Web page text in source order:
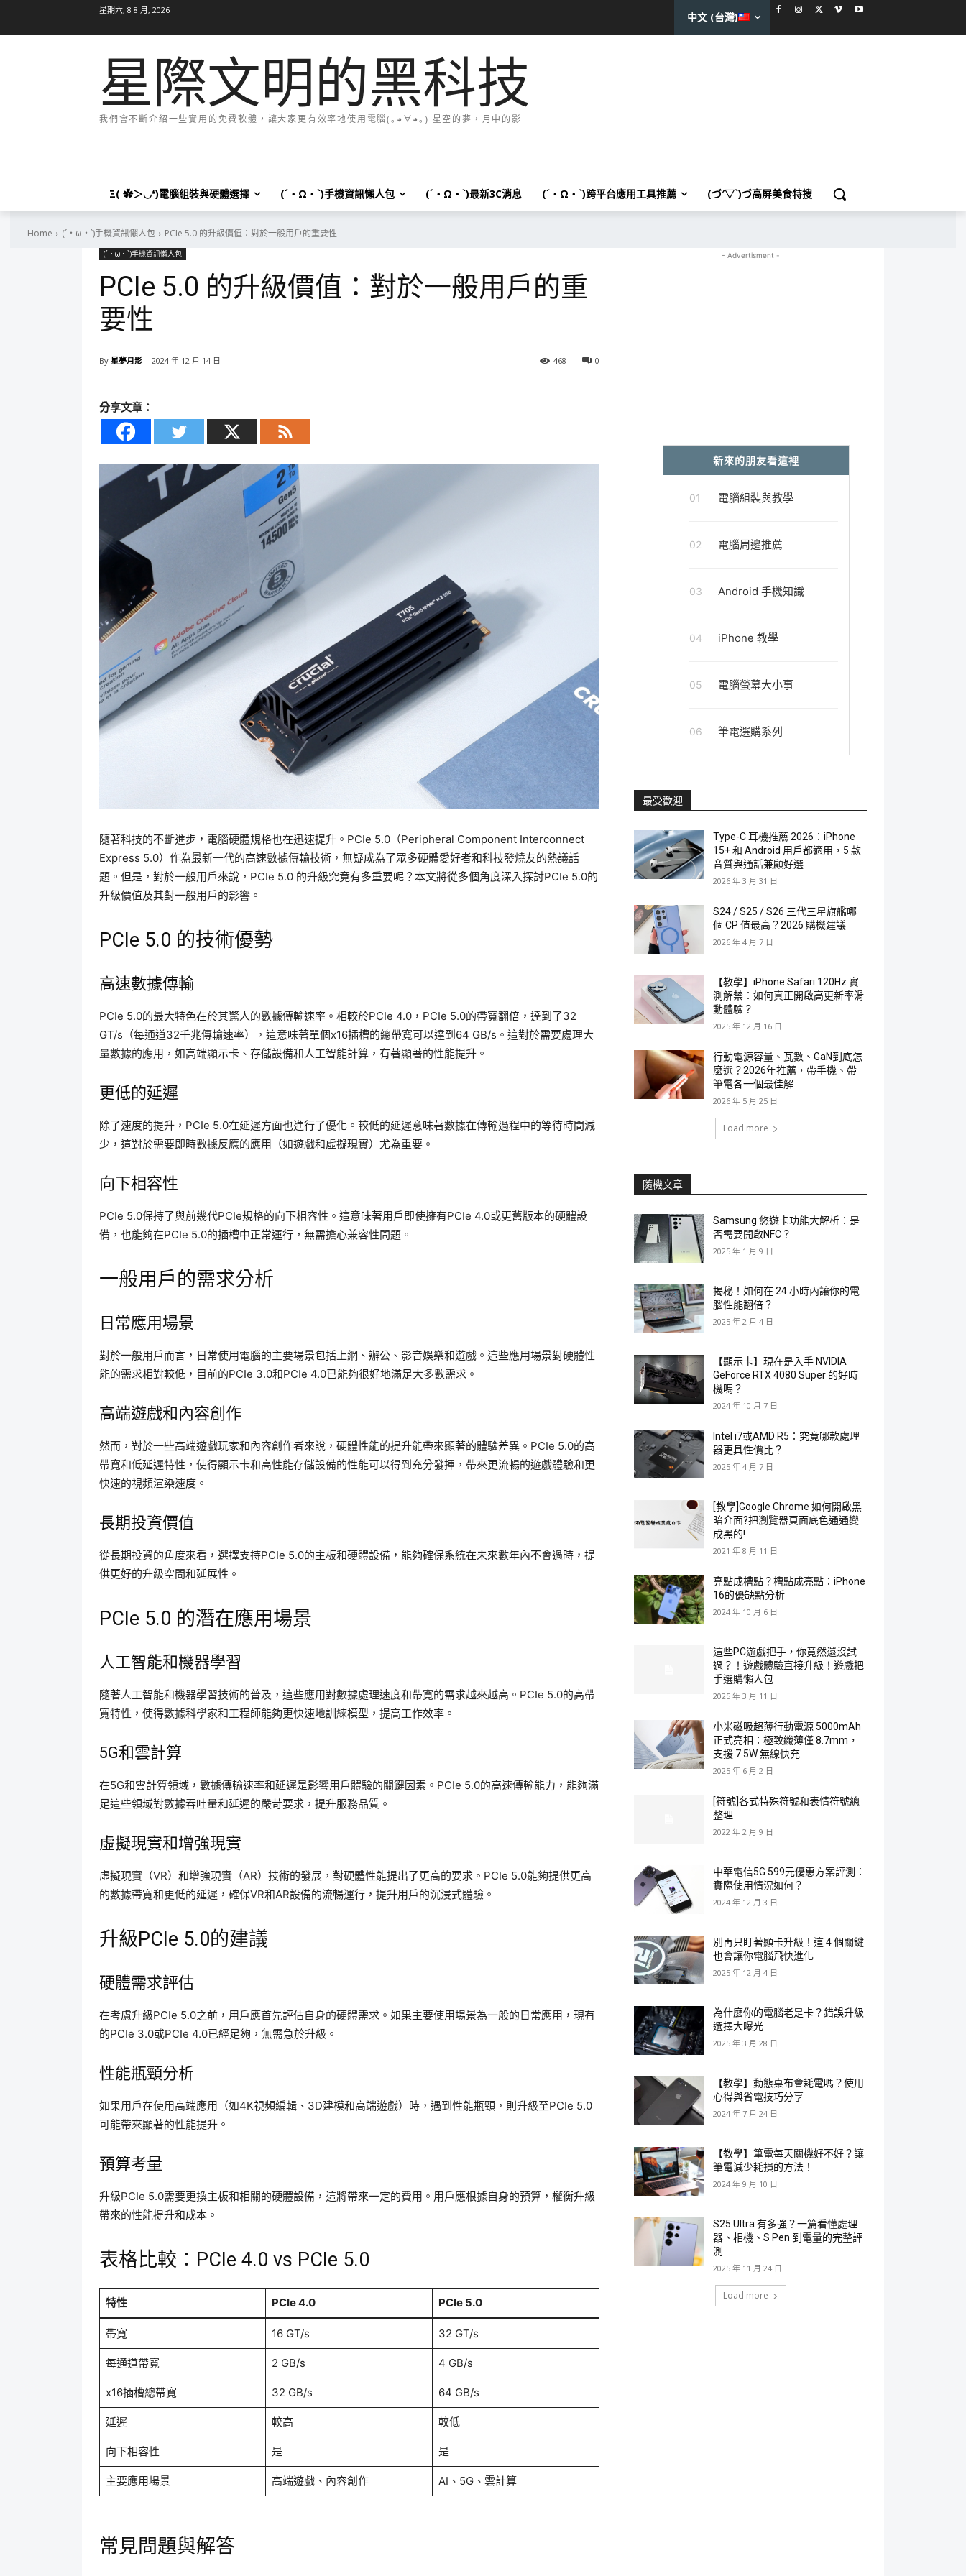
星期六, 8 8 月, 2026
中文 (台灣)
星際文明的黑科技
我們會不斷介紹一些實用的免費軟體，讓大家更有效率地使用電腦(｡◕∀◕｡) 星空的夢，月中的影
Ξ( ✿＞◡❛)電腦組裝與硬體選擇 (´・Ω・`)手機資訊懶人包 (´・Ω・`)最新3C消息 (´・Ω・`)跨平台應用工具推薦 (づ′▽`)づ高屏美食特搜
Home (´・ω・`)手機資訊懶人包 PCIe 5.0 的升級價值：對於一般用戶的重要性
(´・ω・`)手機資訊懶人包
PCIe 5.0 的升級價值：對於一般用戶的重
要性
By 星夢月影 2024 年 12 月 14 日 0
468
分享文章：
隨著科技的不斷進步，電腦硬體規格也在迅速提升。PCIe 5.0（Peripheral Component Interconnect
Express 5.0）作為最新一代的高速數據傳輸技術，無疑成為了眾多硬體愛好者和科技發燒友的熱議話
題。但是，對於一般用戶來說，PCIe 5.0 的升級究竟有多重要呢？本文將從多個角度深入探討PCIe 5.0的
升級價值及其對一般用戶的影響。
PCIe 5.0 的技術優勢
高速數據傳輸
PCIe 5.0的最大特色在於其驚人的數據傳輸速率。相較於PCIe 4.0，PCIe 5.0的帶寬翻倍，達到了32
GT/s（每通道32千兆傳輸速率），這意味著單個x16插槽的總帶寬可以達到64 GB/s。這對於需要處理大
量數據的應用，如高端顯示卡、存儲設備和人工智能計算，有著顯著的性能提升。
更低的延遲
除了速度的提升，PCIe 5.0在延遲方面也進行了優化。較低的延遲意味著數據在傳輸過程中的等待時間減
少，這對於需要即時數據反應的應用（如遊戲和虛擬現實）尤為重要。
向下相容性
PCIe 5.0保持了與前幾代PCIe規格的向下相容性。這意味著用戶即使擁有PCIe 4.0或更舊版本的硬體設
備，也能夠在PCIe 5.0的插槽中正常運行，無需擔心兼容性問題。
一般用戶的需求分析
日常應用場景
對於一般用戶而言，日常使用電腦的主要場景包括上網、辦公、影音娛樂和遊戲。這些應用場景對硬體性
能的需求相對較低，目前的PCIe 3.0和PCIe 4.0已能夠很好地滿足大多數需求。
高端遊戲和內容創作
然而，對於一些高端遊戲玩家和內容創作者來說，硬體性能的提升能帶來顯著的體驗差異。PCIe 5.0的高
帶寬和低延遲特性，使得顯示卡和高性能存儲設備的性能可以得到充分發揮，帶來更流暢的遊戲體驗和更
快速的視頻渲染速度。
長期投資價值
從長期投資的角度來看，選擇支持PCIe 5.0的主板和硬體設備，能夠確保系統在未來數年內不會過時，提
供更好的升級空間和延展性。
PCIe 5.0 的潛在應用場景
人工智能和機器學習
隨著人工智能和機器學習技術的普及，這些應用對數據處理速度和帶寬的需求越來越高。PCIe 5.0的高帶
寬特性，使得數據科學家和工程師能夠更快速地訓練模型，提高工作效率。
5G和雲計算
在5G和雲計算領域，數據傳輸速率和延遲是影響用戶體驗的關鍵因素。PCIe 5.0的高速傳輸能力，能夠滿
足這些領域對數據吞吐量和延遲的嚴苛要求，提升服務品質。
虛擬現實和增強現實
虛擬現實（VR）和增強現實（AR）技術的發展，對硬體性能提出了更高的要求。PCIe 5.0能夠提供更高
的數據帶寬和更低的延遲，確保VR和AR設備的流暢運行，提升用戶的沉浸式體驗。
升級PCIe 5.0的建議
硬體需求評估
在考慮升級PCIe 5.0之前，用戶應首先評估自身的硬體需求。如果主要使用場景為一般的日常應用，現有
的PCIe 3.0或PCIe 4.0已經足夠，無需急於升級。
性能瓶頸分析
如果用戶在使用高端應用（如4K視頻編輯、3D建模和高端遊戲）時，遇到性能瓶頸，則升級至PCIe 5.0
可能帶來顯著的性能提升。
預算考量
升級PCIe 5.0需要更換主板和相關的硬體設備，這將帶來一定的費用。用戶應根據自身的預算，權衡升級
帶來的性能提升和成本。
表格比較：PCIe 4.0 vs PCIe 5.0
特性 PCIe 4.0 PCIe 5.0
帶寬 16 GT/s 32 GT/s
每通道帶寬 2 GB/s 4 GB/s
x16插槽總帶寬 32 GB/s 64 GB/s
延遲 較高 較低
向下相容性 是 是
主要應用場景 高端遊戲、內容創作 AI、5G、雲計算
常見問題與解答
- Advertisment -
新來的朋友看這裡
01 電腦組裝與教學
02 電腦周邊推薦
03 Android 手機知識
04 iPhone 教學
05 電腦螢幕大小事
06 筆電選購系列
最受歡迎
Type-C 耳機推薦 2026：iPhone
15+ 和 Android 用戶都適用，5 款
音質與通話兼顧好選
2026 年 3 月 31 日
S24 / S25 / S26 三代三星旗艦哪
個 CP 值最高？2026 購機建議
2026 年 4 月 7 日
【教學】iPhone Safari 120Hz 實
測解禁：如何真正開啟高更新率滑
動體驗？
2025 年 12 月 16 日
行動電源容量、瓦數、GaN到底怎
麼選？2026年推薦，帶手機、帶
筆電各一個最佳解
2026 年 5 月 25 日
Load more
隨機文章
Samsung 悠遊卡功能大解析：是
否需要開啟NFC？
2025 年 1 月 9 日
揭秘！如何在 24 小時內讓你的電
腦性能翻倍？
2025 年 2 月 4 日
【顯示卡】現在是入手 NVIDIA
GeForce RTX 4080 Super 的好時
機嗎？
2024 年 10 月 7 日
Intel i7或AMD R5：究竟哪款處理
器更具性價比？
2025 年 4 月 7 日
[教學]Google Chrome 如何開啟黑
暗介面?把瀏覽器頁面底色通通變
成黑的!
2021 年 8 月 11 日
亮點成槽點？槽點成亮點：iPhone
16的優缺點分析
2024 年 10 月 6 日
這些PC遊戲把手，你竟然還沒試
過？！遊戲體驗直接升級！遊戲把
手選購懶人包
2025 年 3 月 11 日
小米磁吸超薄行動電源 5000mAh
正式亮相：極致纖薄僅 8.7mm，
支援 7.5W 無線快充
2025 年 6 月 2 日
[符號]各式特殊符號和表情符號總
整理
2022 年 2 月 9 日
中華電信5G 599元優惠方案評測：
實際使用情況如何？
2024 年 12 月 3 日
別再只盯著顯卡升級！這 4 個關鍵
也會讓你電腦飛快進化
2025 年 12 月 4 日
為什麼你的電腦老是卡？錯誤升級
選擇大曝光
2025 年 3 月 28 日
【教學】動態桌布會耗電嗎？使用
心得與省電技巧分享
2024 年 7 月 24 日
【教學】筆電每天關機好不好？讓
筆電減少耗損的方法！
2024 年 9 月 10 日
S25 Ultra 有多強？一篇看懂處理
器、相機、S Pen 到電量的完整評
測
2025 年 11 月 24 日
Load more